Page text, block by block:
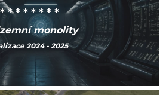
* * * * * * * *
monolity
2024 - 2025